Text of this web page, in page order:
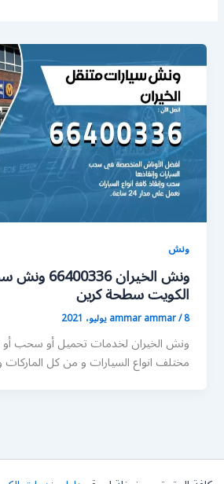
ونش
ونش الخيران
الكويت سطحة كرين
ammar ammar/8 يوليو، 2021
ونش الخيران لخدمات تحميل أو سحب أو
مختلف انواع السيارات و من كل